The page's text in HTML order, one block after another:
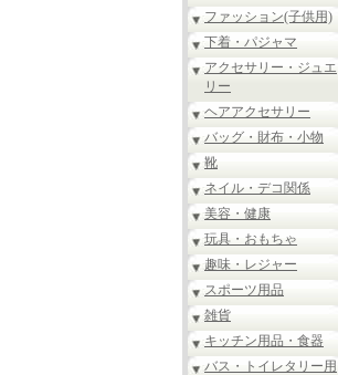
ファッション(子供用)
下着・パジャマ
アクセサリー・ジュエ
リー
ヘアアクセサリー
バッグ・財布・小物
靴
ネイル・デコ関係
美容・健康
玩具・おもちゃ
趣味・レジャー
スポーツ用品
雑貨
キッチン用品・食器
バス・トイレタリー用